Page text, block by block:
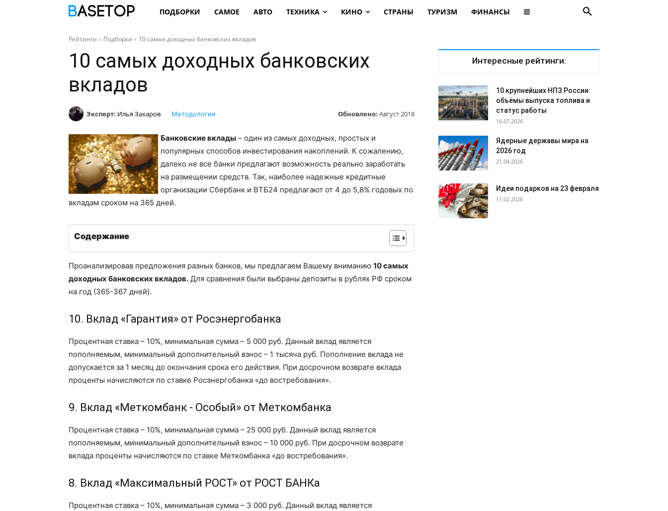
ПОДБОРКИ САМОЕ АВТО ТЕХНИКА КИНО СТРАНЫ ТУРИЗМ ФИНАНСЫ
Рейтинги Подборки 10 самых доходных банковских вкладов
10 самых доходных банковских
вкладов
Эксперт: Илья Захаров Обновлено: Август 2018
Методология
Банковские вклады – один из самых доходных, простых и
популярных способов инвестирования накоплений. К сожалению,
далеко не все банки предлагают возможность реально заработать
на размещении средств. Так, наиболее надежные кредитные
организации Сбербанк и ВТБ24 предлагают от 4 до 5,8% годовых по
вкладам сроком на 365 дней.
Содержание
Проанализировав предложения разных банков, мы предлагаем Вашему вниманию 10 самых
доходных банковских вкладов. Для сравнения были выбраны депозиты в рублях РФ сроком
на год (365-367 дней).
10. Вклад «Гарантия» от Росэнергобанка
Процентная ставка – 10%, минимальная сумма – 5 000 руб. Данный вклад является
пополняемым, минимальный дополнительный взнос – 1 тысяча руб. Пополнение вклада не
допускается за 1 месяц до окончания срока его действия. При досрочном возврате вклада
проценты начисляются по ставке Росэнергобанка «до востребования».
9. Вклад «Меткомбанк - Особый» от Меткомбанка
Процентная ставка – 10%, минимальная сумма – 25 000 руб. Данный вклад является
пополняемым, минимальный дополнительный взнос – 10 000 руб. При досрочном возврате
вклада проценты начисляются по ставке Меткомбанка «до востребования».
8. Вклад «Максимальный РОСТ» от РОСТ БАНКа
Процентная ставка – 10%, минимальная сумма – 3 000 руб. Данный вклад является
Интересные рейтинги:
10 крупнейших НПЗ России:
объёмы выпуска топлива и
статус работы
16.07.2026
Ядерные державы мира на
2026 год
21.04.2026
Идеи подарков на 23 февраля
11.02.2026